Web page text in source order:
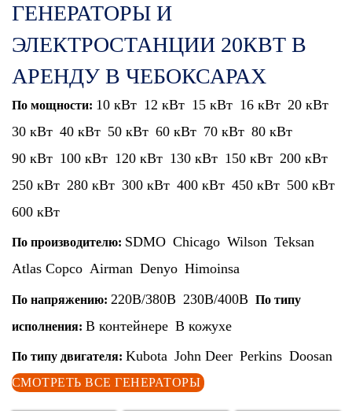
ГЕНЕРАТОРЫ И
ЭЛЕКТРОСТАНЦИИ 20КВТ В
АРЕНДУ В ЧЕБОКСАРАХ
По мощности: 10 кВт 12 кВт 15 кВт 16 кВт 20 кВт
30 кВт 40 кВт 50 кВт 60 кВт 70 кВт 80 кВт
90 кВт 100 кВт 120 кВт 130 кВт 150 кВт 200 кВт
250 кВт 280 кВт 300 кВт 400 кВт 450 кВт 500 кВт
600 кВт
По производителю: SDMO Chicago Wilson Teksan
Atlas Copco Airman Denyo Himoinsa
По напряжению: 220В/380В 230В/400В По типу
исполнения: В контейнере В кожухе
По типу двигателя: Kubota John Deer Perkins Doosan
СМОТРЕТЬ ВСЕ ГЕНЕРАТОРЫ